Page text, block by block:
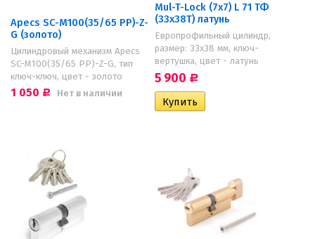
Apecs SC-M100(35/65 PP)-Z-
G (золото)
Цилиндровый механизм Apecs
SC-M100(35/65 PP)-Z-G, тип
ключ-ключ, цвет - золото
1 050 Р Нет в наличии
Mul-T-Lock (7х7) L 71 ТФ
(33х38Т) латунь
Европрофильный цилиндр,
размер: 33х38 мм, ключ-
вертушка, цвет - латунь
5 900 Р